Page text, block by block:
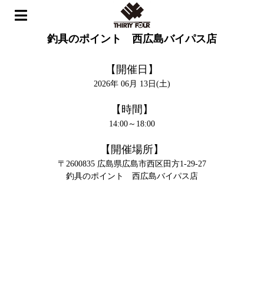
ホーム 釣具のポイント 西広島バイパス店
釣具のポイント 西広島バイパス店
【開催日】
2026年 06月 13日(土)
【時間】
14:00～18:00
【開催場所】
〒2600835 広島県広島市西区田方1-29-27
釣具のポイント 西広島バイパス店